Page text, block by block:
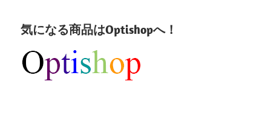
気になる商品はOptishopへ！